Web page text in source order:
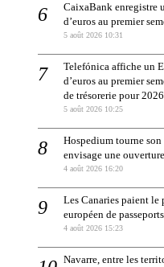
CaixaBank enregistre
d’euros au premier
5 août 2026 10:31
Telefónica affiche un
d’euros au premier
de trésorerie pour 2026.
5 août 2026 10:25
Hospedium tourne
envisage une
4 août 2026 16:20
Les Canaries paient le
européen de passeports.
4 août 2026 15:23
Navarre, entre les